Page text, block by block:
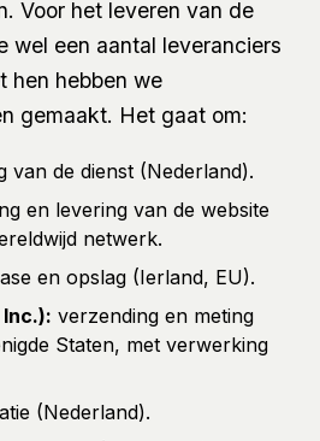
Voor het leveren van de
wel een aantal leveranciers
hen hebben we
gemaakt. Het gaat om:
van de dienst (Nederland).
en levering van de website
netwerk.
en opslag (Ierland, EU).
verzending en meting
Staten, met verwerking
(Nederland).